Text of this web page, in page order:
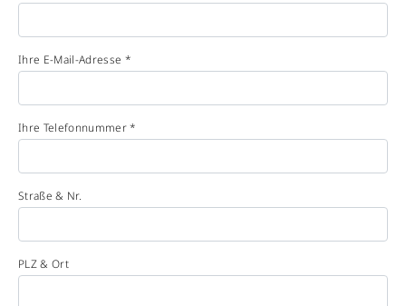
Ihre E-Mail-Adresse *
Ihre Telefonnummer *
Straße & Nr.
PLZ & Ort